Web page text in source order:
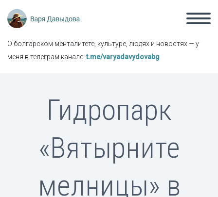
О болгарском менталитете, культуре, людях и новостях — у
меня в телеграм канале:t.me/varyadavydovabg
Гидропарк
«Вятырните
мелницы» в